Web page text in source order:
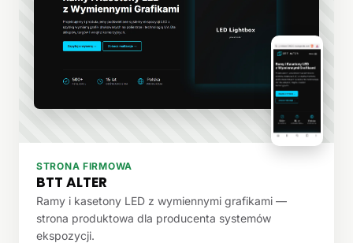
STRONA FIRMOWA
BTT ALTER
Ramy i kasetony LED z wymiennymi grafikami —
strona produktowa dla producenta systemów
ekspozycji.